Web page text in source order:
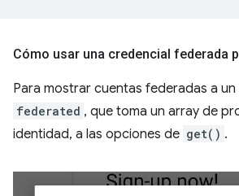
Cómo usar una credencial federada
Para mostrar cuentas federadas a
federated , que toma un array de
identidad, a las opciones de get() .